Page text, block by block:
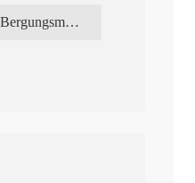
Ultra starker Bergungsmagnet